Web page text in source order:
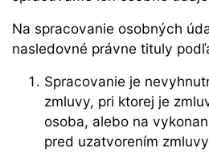
Na spracovanie osobných
nasledovné právne tituly
Spracovanie je
zmluvy, pri ktorej je
osoba, alebo na
pred uzatvorením